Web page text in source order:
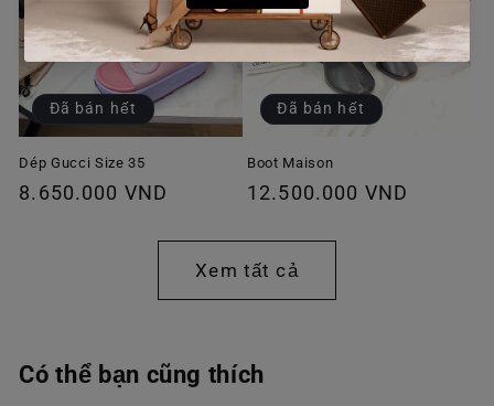
Đã bán hết
Dép Gucci Size 35
Giá
8.650.000 VND
Đã bán hết
Boot Maison
Giá
thường
12.500.000 VND
Xem tất cả
Có thể bạn cũng thích